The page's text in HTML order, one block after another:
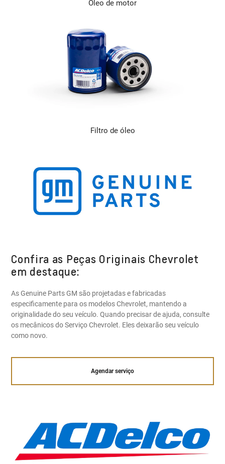
Óleo de motor
Filtro de óleo
Confira as Peças Originais Chevrolet
em destaque:
As Genuine Parts GM são projetadas e fabricadas
especificamente para os modelos Chevrolet, mantendo a
originalidade do seu veículo. Quando precisar de ajuda, consulte
os mecânicos do Serviço Chevrolet. Eles deixarão seu veículo
como novo.
Agendar serviço